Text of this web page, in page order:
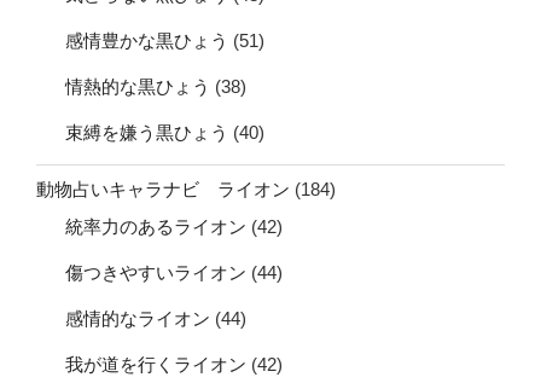
感情豊かな黒ひょう (51)
情熱的な黒ひょう (38)
束縛を嫌う黒ひょう (40)
動物占いキャラナビ ライオン (184)
統率力のあるライオン (42)
傷つきやすいライオン (44)
感情的なライオン (44)
我が道を行くライオン (42)